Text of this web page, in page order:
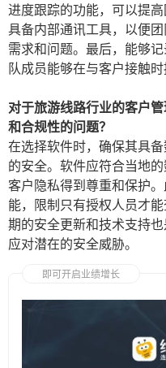
进度跟踪的功能，可以提
具备内部通讯工具，以便
需求和问题。最后，能够
队成员能够在与客户接触时
对于旅游线路行业的客户
和合规性的问题？
在选择软件时，确保其具
的安全。软件应符合当地
客户隐私得到尊重和保护
能，限制只有授权人员才
期的安全更新和技术支持
应对潜在的安全威胁。
即可开启业绩增长